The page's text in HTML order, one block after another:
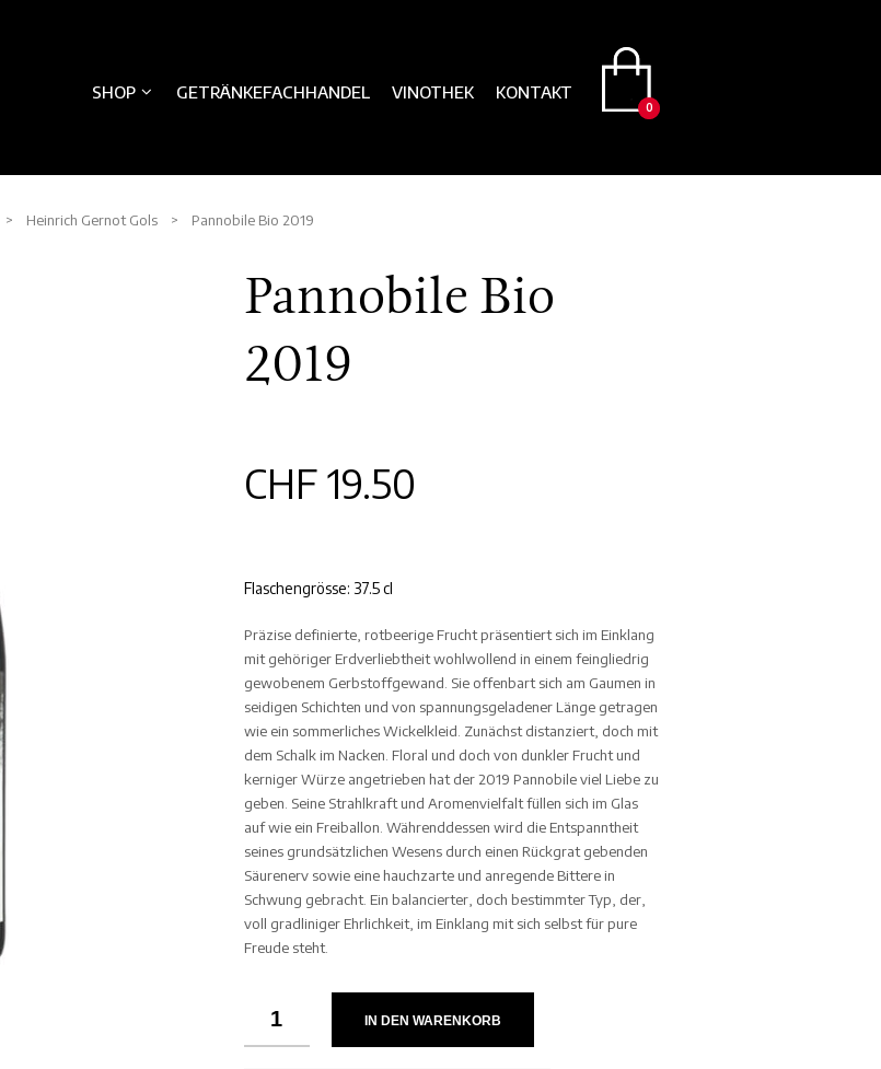
SHOP GETRÄNKEFACHHANDEL VINOTHEK KONTAKT
0
0
> Heinrich Gernot Gols > Pannobile Bio 2019
Pannobile Bio
2019
CHF 19.50
Flaschengrösse: 37.5 cl
Präzise definierte, rotbeerige Frucht präsentiert sich im Einklang
mit gehöriger Erdverliebtheit wohlwollend in einem feingliedrig
gewobenem Gerbstoffgewand. Sie offenbart sich am Gaumen in
seidigen Schichten und von spannungsgeladener Länge getragen
wie ein sommerliches Wickelkleid. Zunächst distanziert, doch mit
dem Schalk im Nacken. Floral und doch von dunkler Frucht und
kerniger Würze angetrieben hat der 2019 Pannobile viel Liebe zu
geben. Seine Strahlkraft und Aromenvielfalt füllen sich im Glas
auf wie ein Freiballon. Währenddessen wird die Entspanntheit
seines grundsätzlichen Wesens durch einen Rückgrat gebenden
Säurenerv sowie eine hauchzarte und anregende Bittere in
Schwung gebracht. Ein balancierter, doch bestimmter Typ, der,
voll gradliniger Ehrlichkeit, im Einklang mit sich selbst für pure
Freude steht.
IN DEN WARENKORB